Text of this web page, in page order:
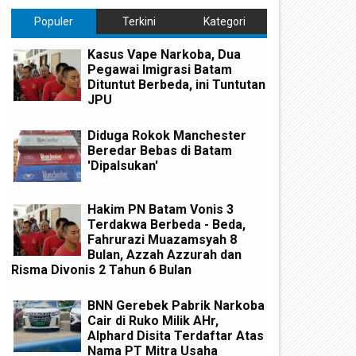
Penyebaran Covid-19,
Minta ASN Tidak
Laporkan SPT ke DJP, Jika
WP di "Denda"
Populer Terkini Kategori
Kasus Vape Narkoba, Dua
Pegawai Imigrasi Batam
Dituntut Berbeda, ini Tuntutan
JPU
Diduga Rokok Manchester
Beredar Bebas di Batam
'Dipalsukan'
Hakim PN Batam Vonis 3
Terdakwa Berbeda - Beda,
Fahrurazi Muazamsyah 8
Bulan, Azzah Azzurah dan
Risma Divonis 2 Tahun 6 Bulan
BNN Gerebek Pabrik Narkoba
Cair di Ruko Milik AHr,
Alphard Disita Terdaftar Atas
Nama PT Mitra Usaha